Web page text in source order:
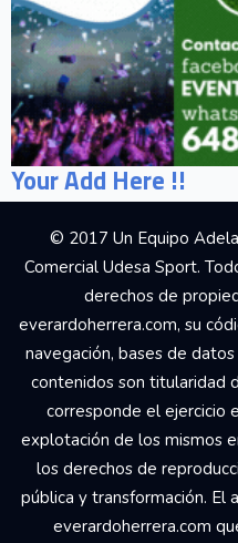
Your Add Here !!
© 2017 Un Equipo
Comercial Udesa Sport.
derechos de
everardoherrera.com, su
navegación, bases de
contenidos son titularidad
corresponde el ejercicio
explotación de los mismos
los derechos de
pública y transformación. El
everardoherrera.com